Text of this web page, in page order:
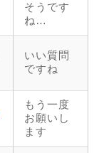
そうです
ね…
いい質問
ですね
もう一度
お願いし
ます